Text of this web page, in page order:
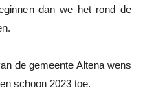
dan we het rond de
de gemeente Altena wens
schoon 2023 toe.